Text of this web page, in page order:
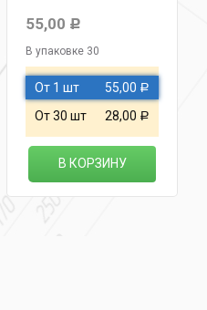
55,00 Р
В упаковке 30
От 1 шт 55,00 Р
От 30 шт 28,00 Р
В КОРЗИНУ